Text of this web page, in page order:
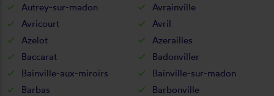
Autrey-sur-madon
Avrainville
Avricourt
Avril
Azelot
Azerailles
Baccarat
Badonviller
Bainville-aux-miroirs
Bainville-sur-madon
Barbas
Barbonville